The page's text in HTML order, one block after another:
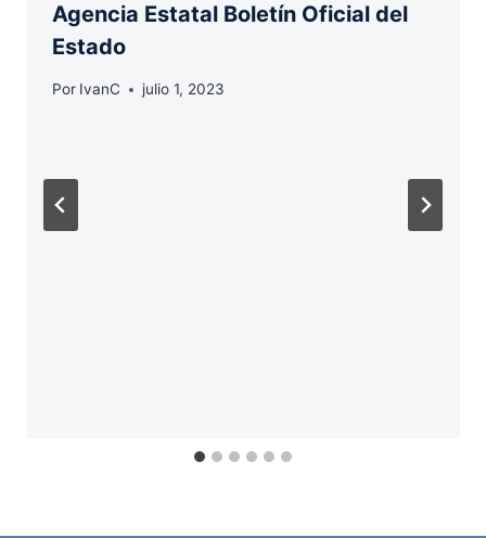
Agencia Estatal Boletín Oficial del
Estado
Por IvanC julio 1, 2023